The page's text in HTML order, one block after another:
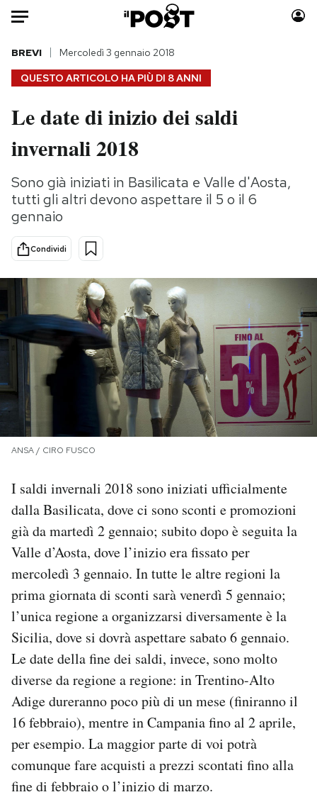
Auto
HOME
Italia
Politica
Tecnologia
Internet
Scienza
Cultura
Economia
Moda
Storie/Idee
Ok Boomer!
PODCAST
NEWSLETTER
I MIEI PREFERITI
SHOP
CALENDARIO
AREA PERSONALE
Area Personale
Newsletter
Notifiche mobile
Regala il Post
Hai bisogno di aiuto?
Esci
QUESTO ARTICOLO HA PIÙ DI 8 ANNI
BREVI Mercoledì 3 gennaio 2018
Le date di inizio dei saldi
invernali 2018
Sono già iniziati in Basilicata e Valle d'Aosta,
tutti gli altri devono aspettare il 5 o il 6
gennaio
Condividi
ANSA / CIRO FUSCO
I saldi invernali 2018 sono iniziati ufficialmente
dalla Basilicata, dove ci sono sconti e promozioni
già da martedì 2 gennaio; subito dopo è seguita la
Valle d’Aosta, dove l’inizio era fissato per
mercoledì 3 gennaio. In tutte le altre regioni la
prima giornata di sconti sarà venerdì 5 gennaio;
l’unica regione a organizzarsi diversamente è la
Sicilia, dove si dovrà aspettare sabato 6 gennaio.
Le date della fine dei saldi, invece, sono molto
diverse da regione a regione: in Trentino-Alto
Adige dureranno poco più di un mese (finiranno il
16 febbraio), mentre in Campania fino al 2 aprile,
per esempio. La maggior parte di voi potrà
comunque fare acquisti a prezzi scontati fino alla
fine di febbraio o l’inizio di marzo.